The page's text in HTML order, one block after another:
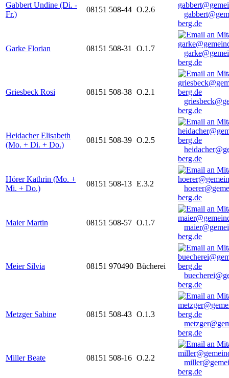
Gabbert Undine (Di. -
Fr.)
08151 508-44 O.2.6
berg.de
Garke Florian 08151 508-31 O.1.7
berg.de
Griesbeck Rosi 08151 508-38 O.2.1
berg.de
Heidacher Elisabeth
(Mo. + Di. + Do.)
08151 508-39 O.2.5
berg.de
Hörer Kathrin (Mo. +
Mi. + Do.)
08151 508-13 E.3.2
berg.de
Maier Martin 08151 508-57 O.1.7
berg.de
Meier Silvia 08151 970490 Bücherei
berg.de
Metzger Sabine 08151 508-43 O.1.3
berg.de
Miller Beate 08151 508-16 O.2.2
berg.de